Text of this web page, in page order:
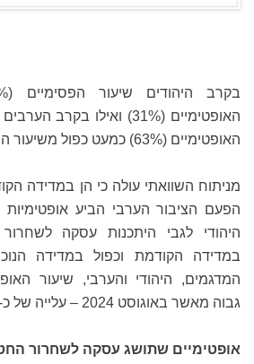
האופטימיים (31%) ואילו
האופטימיים (63%) כמעט כפול משיעור הפסימיים (34%).
הפעם הציבור הערבי הביע
היהודי לגבי היתכנות עסקה
במדידה הקודמת וכפול במדידה
גבוה מאשר באוגוסט 2024 – עלייה של כ-15% בשני המקרים.
אופטימיים שתושג עסקה לשחרור